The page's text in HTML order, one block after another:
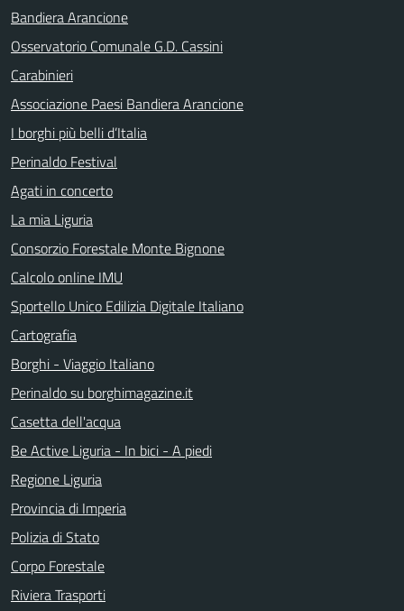
Bandiera Arancione
Osservatorio Comunale G.D. Cassini
Carabinieri
Associazione Paesi Bandiera Arancione
I borghi più belli d’Italia
Perinaldo Festival
Agati in concerto
La mia Liguria
Consorzio Forestale Monte Bignone
Calcolo online IMU
Sportello Unico Edilizia Digitale Italiano
Cartografia
Borghi - Viaggio Italiano
Perinaldo su borghimagazine.it
Casetta dell'acqua
Be Active Liguria - In bici - A piedi
Regione Liguria
Provincia di Imperia
Polizia di Stato
Corpo Forestale
Riviera Trasporti